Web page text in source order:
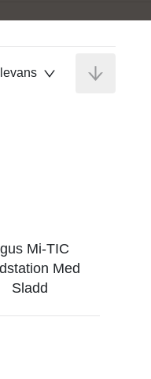
Mi-TIC
Med
Sladd